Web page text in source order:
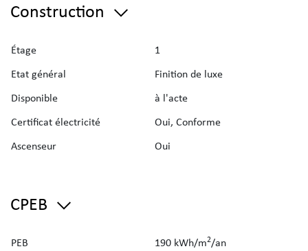
Construction
Étage
1
Etat général
Finition de luxe
Disponible
à l'acte
Certificat électricité
Oui, Conforme
Ascenseur
Oui
CPEB
PEB 190 kWh/m2/an